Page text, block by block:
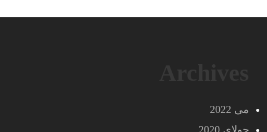
می 2022
جولای 2020